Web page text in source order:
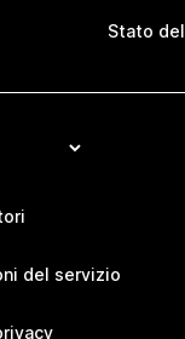
Stato
del servizio